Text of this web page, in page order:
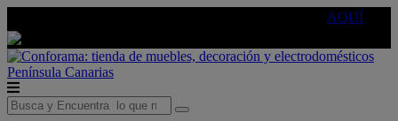
AQUÍ
Península Canarias